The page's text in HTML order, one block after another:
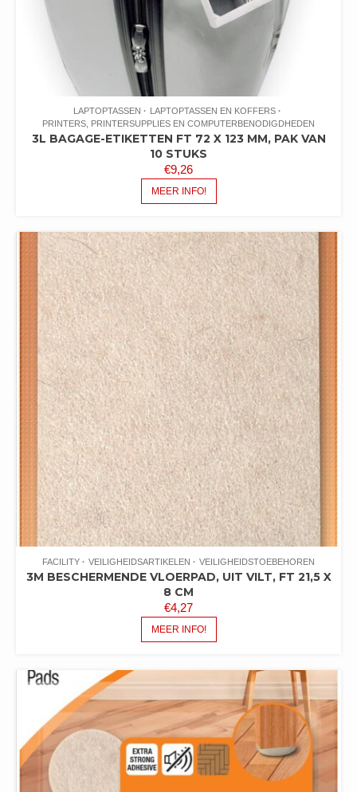
LAPTOPTASSEN
LAPTOPTASSEN EN KOFFERS
PRINTERS, PRINTERSUPPLIES EN COMPUTERBENODIGDHEDEN
3L BAGAGE-ETIKETTEN FT 72 X 123 MM, PAK VAN
10 STUKS
€9,26
MEER INFO!
FACILITY VEILIGHEIDSARTIKELEN VEILIGHEIDSTOEBEHOREN
3M BESCHERMENDE VLOERPAD, UIT VILT, FT 21,5 X
8 CM
€4,27
MEER INFO!